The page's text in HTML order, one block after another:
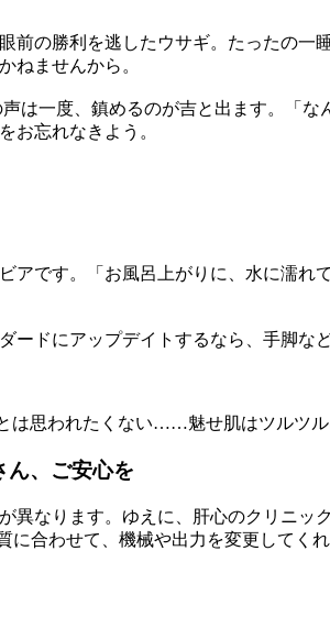
前の勝利を逃したウサギ。たったの
ねませんから。
は一度、鎮めるのが吉と出ます。「
お忘れなきよう。
アです。「お風呂上がりに、水に濡
ードにアップデイトするなら、手脚
、ご安心を
異なります。ゆえに、肝心のクリニ
に合わせて、機械や出力を変更してく